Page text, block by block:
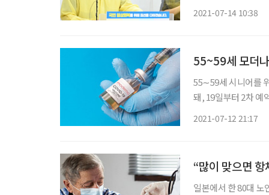
2021-07-14 10:38
55~59세 모더
55∼59세 시니어를
돼, 19일부터 2차 예약을 받는다. 정은경 코로나19 예방접
2021-07-12 21:17
“많이 맞으면
일본에서 한 80대